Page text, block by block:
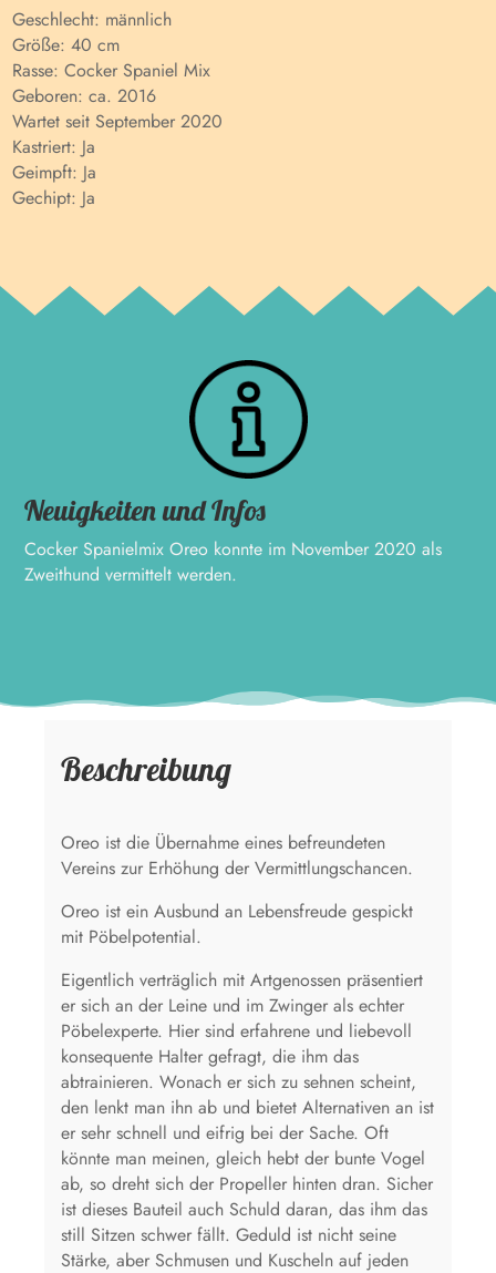
Geschlecht: männlich
Größe:40 cm
Rasse:Cocker Spaniel Mix
Geboren:ca. 2016
Wartet seitSeptember 2020
Kastriert: Ja
Geimpft: Ja
Gechipt: Ja
Neuigkeiten und Infos
Cocker Spanielmix Oreo konnte im November 2020 als
Zweithund vermittelt werden.
Beschreibung
Oreo ist die Übernahme eines befreundeten
Vereins zur Erhöhung der Vermittlungschancen.
Oreo ist ein Ausbund an Lebensfreude gespickt
mit Pöbelpotential.
Eigentlich verträglich mit Artgenossen präsentiert
er sich an der Leine und im Zwinger als echter
Pöbelexperte. Hier sind erfahrene und liebevoll
konsequente Halter gefragt, die ihm das
abtrainieren. Wonach er sich zu sehnen scheint,
den lenkt man ihn ab und bietet Alternativen an ist
er sehr schnell und eifrig bei der Sache. Oft
könnte man meinen, gleich hebt der bunte Vogel
ab, so dreht sich der Propeller hinten dran. Sicher
ist dieses Bauteil auch Schuld daran, das ihm das
still Sitzen schwer fällt. Geduld ist nicht seine
Stärke, aber Schmusen und Kuscheln auf jeden